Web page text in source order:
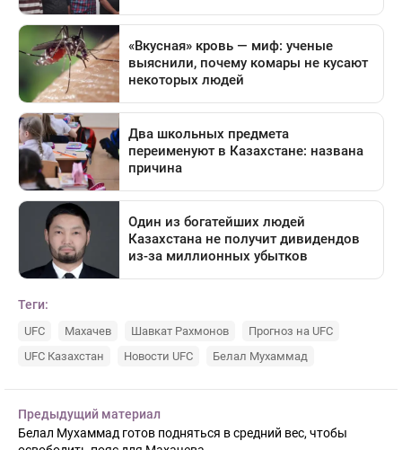
Теги:
UFC Махачев Шавкат Рахмонов
Прогноз на UFC
UFC Казахстан
Новости UFC Белал Мухаммад
Предыдущий материал
Белал Мухаммад готов подняться в средний вес, чтобы